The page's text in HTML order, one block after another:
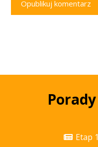
Opublikuj komentarz
Etap